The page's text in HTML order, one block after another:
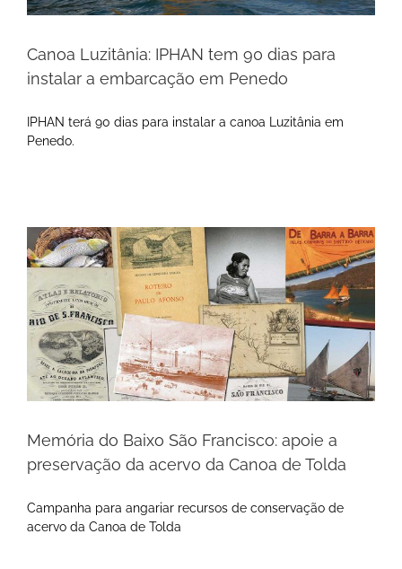
Canoa Luzitânia: IPHAN tem 90 dias para
instalar a embarcação em Penedo
IPHAN terá 90 dias para instalar a canoa Luzitânia em
Penedo.
Memória do Baixo São Francisco: apoie a
preservação da acervo da Canoa de Tolda
Campanha para angariar recursos de conservação de
acervo da Canoa de Tolda